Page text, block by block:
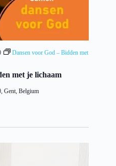
met je lichaam
Dansen voor God – Bidden met
Gent, Belgium